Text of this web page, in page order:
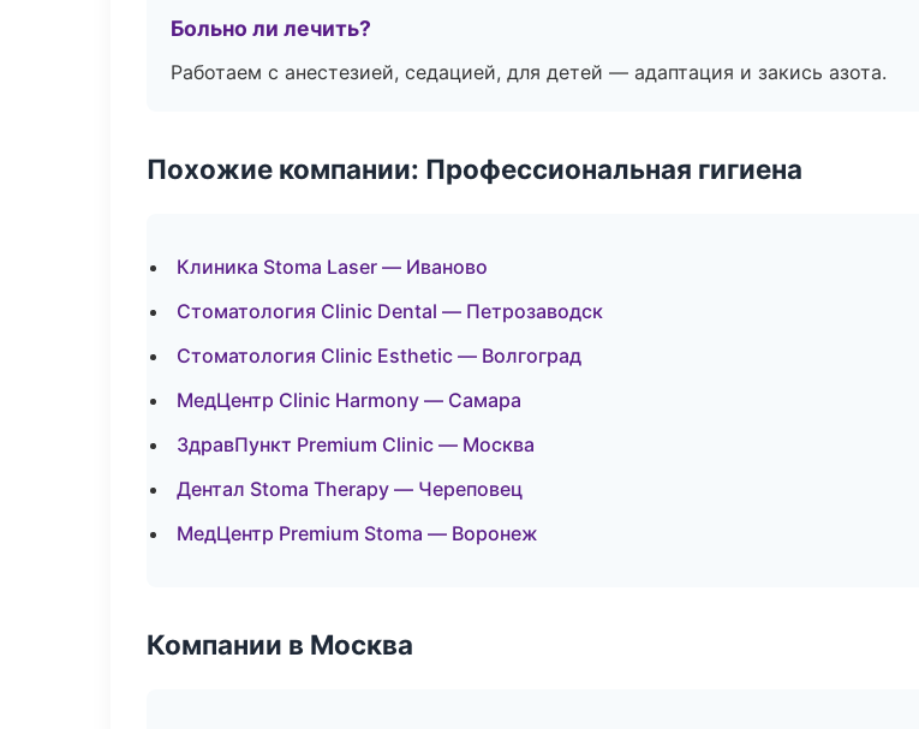
Больно ли лечить?
Работаем с анестезией, седацией, для детей — адаптация и закись азота.
Похожие компании: Профессиональная гигиена
Клиника Stoma Laser — Иваново
Стоматология Clinic Dental — Петрозаводск
Стоматология Clinic Esthetic — Волгоград
МедЦентр Clinic Harmony — Самара
ЗдравПункт Premium Clinic — Москва
Дентал Stoma Therapy — Череповец
МедЦентр Premium Stoma — Воронеж
Компании в Москва